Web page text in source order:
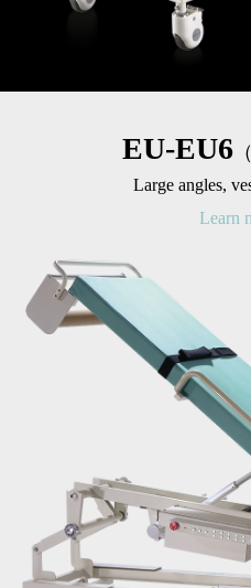
EU-EU6
Large angles,
Learn